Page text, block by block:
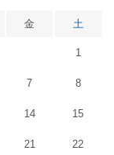
金 土
1
7 8
14 15
21 22